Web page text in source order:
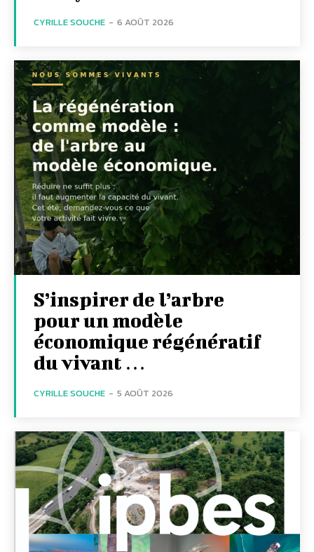
CYRILLE SOUCHE - 6 AOÛT 2026
S’inspirer de l’arbre
pour un modèle
économique régénératif
du vivant …
CYRILLE SOUCHE - 5 AOÛT 2026